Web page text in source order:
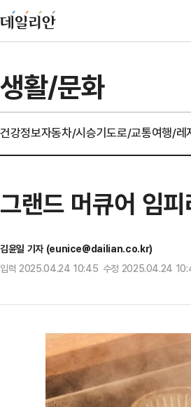
생활/문화
건강정보자동차/시승기도로/교통여행/레
그랜드 머큐어 임
김윤일 기자 (eunice@dailian.co.kr)
입력 2025.04.24 10:45 수정 2025.04.24